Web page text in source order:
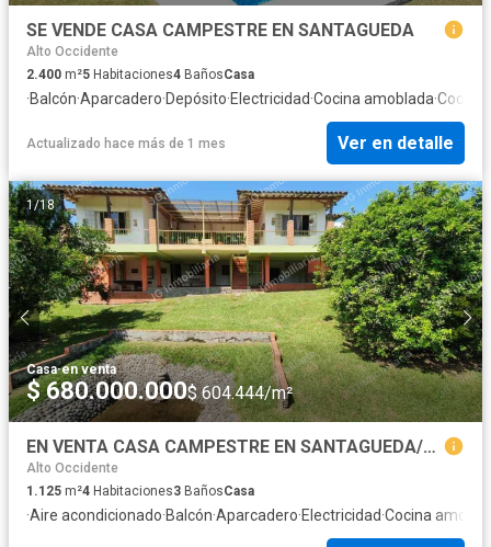
SE VENDE CASA CAMPESTRE EN SANTAGUEDA
Alto Occidente
2.400 m²5 Habitaciones4 BañosCasa
·Balcón·Aparcadero·Depósito·Electricidad·Cocina amoblada·Cocina
Actualizado hace más de 1 mes Ver en detalle
1/18
Casa·en venta
$ 680.000.000$ 604.444/m²
EN VENTA CASA CAMPESTRE EN SANTAGUEDA/LA ROCHELA
Alto Occidente
1.125 m²4 Habitaciones3 BañosCasa
·Aire acondicionado·Balcón·Aparcadero·Electricidad·Cocina